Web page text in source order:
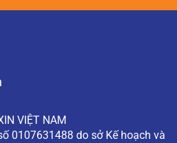
VIỆT NAM
0107631488 do sở Kế hoạch và